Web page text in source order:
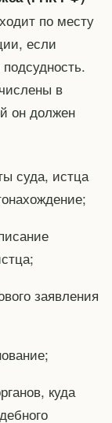
по месту
если
в
он должен
суда, истца
заявления
куда